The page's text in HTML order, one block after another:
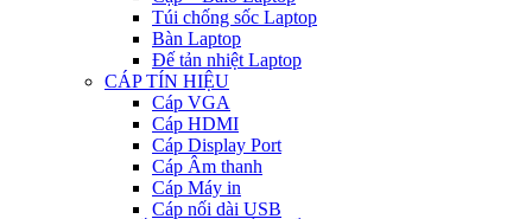
Túi chống sốc Laptop
Bàn Laptop
Đế tản nhiệt Laptop
CÁP TÍN HIỆU
Cáp VGA
Cáp HDMI
Cáp Display Port
Cáp Âm thanh
Cáp Máy in
Cáp nối dài USB